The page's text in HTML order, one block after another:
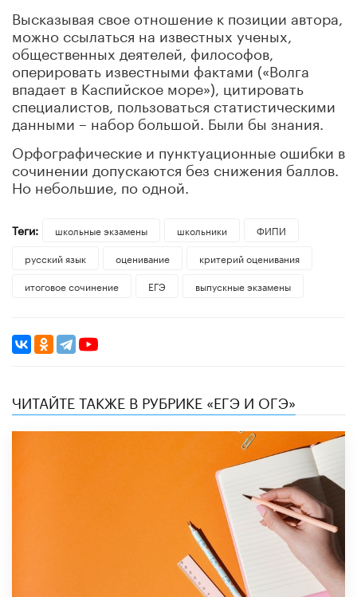
Высказывая свое отношение к позиции автора,
можно ссылаться на известных ученых,
общественных деятелей, философов,
оперировать известными фактами («Волга
впадает в Каспийское море»), цитировать
специалистов, пользоваться статистическими
данными – набор большой. Были бы знания.
Орфографические и пунктуационные ошибки в
сочинении допускаются без снижения баллов.
Но небольшие, по одной.
Теги: школьные экзамены школьники
ФИПИ
русский язык
оценивание
критерий оценивания
итоговое сочинение
ЕГЭ выпускные экзамены
ЧИТАЙТЕ ТАКЖЕ В РУБРИКЕ «ЕГЭ И ОГЭ»